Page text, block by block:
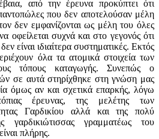
από την έρευνα προκύπτει ότι
που δεν αποτελούσαν μέλη
δεν εμφανίζονται ως μέλη του όλες
οφείλεται συχνά και στο γεγονός ότι
είναι ιδιαίτερα συστηματικές. Εκτός
όλα τα ατομικά στοιχεία των
τόπους καταγωγής. Συνεπώς ο
σε αυτά στηρίχθηκε στη γνώση μας
όμως αν και σχετικά επαρκής, λόγω
έρευνας, της μελέτης των
Γαρδικίου αλλά και της πολύ
γαρδικιώτισσας γραμματέως του
πλήρης.